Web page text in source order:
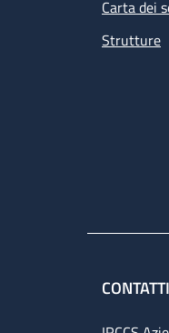
Carta dei
Strutture
CONTATTI